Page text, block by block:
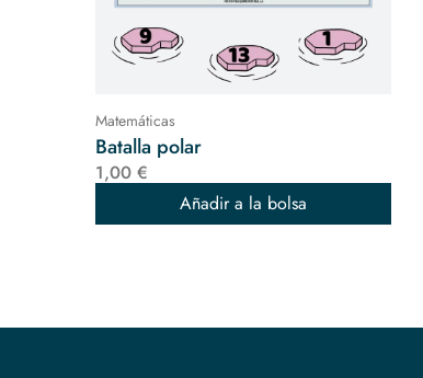
Matemáticas
Batalla polar
1,00 €
Añadir a la bolsa